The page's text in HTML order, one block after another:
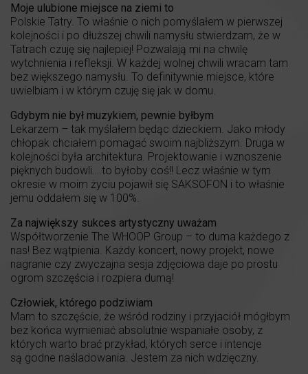
Moje ulubione miejsce na ziemi to
Polskie Tatry. To właśnie o nich pomyślałem w pierwszej
kolejności i po dłuższej chwili namysłu stwierdzam, że w
Tatrach czuję się najlepiej! Pozwalają mi na chwilę
wytchnienia i refleksji. W każdej wolnej chwili wracam tam
bez większego namysłu. To definitywnie miejsce, które
uwielbiam i w którym czuję się jak w domu.
Gdybym nie był muzykiem, pewnie byłbym
Lekarzem – tak myślałem będąc dzieckiem. Jako młody
chłopak chciałem pomagać swoim najbliższym. Druga w
kolejności była architektura. Projektowanie i wznoszenie
pięknych budowli….to byłoby coś!! Lecz właśnie w tym
okresie w moim życiu pojawił się SAKSOFON i to właśnie
jemu oddałem się w 100%.
Za największy sukces artystyczny uważam
Współtworzenie The WHOOP Group – to duma każdego z
nas! Bez wątpienia. Każdy koncert, nowy projekt, nowe
nagranie czy zwyczajna sesja zdjęciowa daje po prostu
ogrom szczęścia i rozpiera dumą!
Człowiek, którego podziwiam
Mam to szczęście, że wśród rodziny i przyjaciół mógłbym
bez końca wymieniać absolutnie wspaniałe osoby, z
których warto brać przykład, których serce i intencje
są godne naśladowania. Jestem za nich wdzięczny.